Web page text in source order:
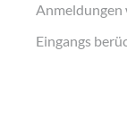
Anmeldungen
Eingangs